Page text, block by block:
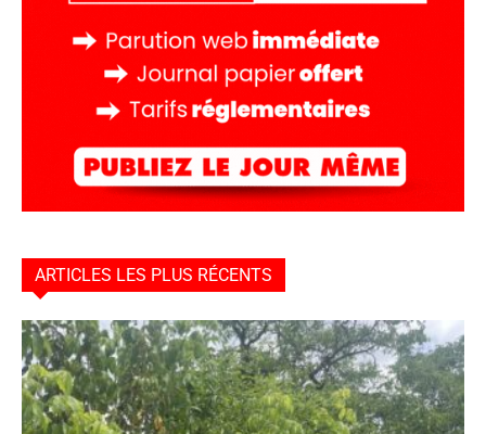
ARTICLES LES PLUS RÉCENTS